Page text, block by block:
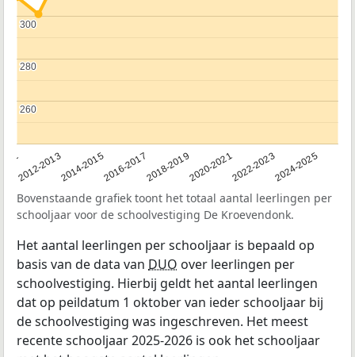
2012-20132014-20152016-20172018-20192020-20212022-20232024-2025
260
260
280
280
300
300
Bovenstaande grafiek toont het totaal aantal leerlingen per
schooljaar voor de schoolvestiging De Kroevendonk.
Het aantal leerlingen per schooljaar is bepaald op
basis van de data van DUO over leerlingen per
schoolvestiging. Hierbij geldt het aantal leerlingen
dat op peildatum 1 oktober van ieder schooljaar bij
de schoolvestiging was ingeschreven. Het meest
recente schooljaar 2025-2026 is ook het schooljaar